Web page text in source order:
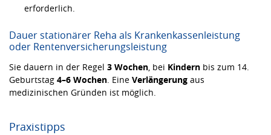
erforderlich.
Dauer stationärer Reha als Krankenkassenleistung
oder Rentenversicherungsleistung
Sie dauern in der Regel 3 Wochen, bei Kindern bis zum 14.
Geburtstag 4–6 Wochen. Eine Verlängerung aus
medizinischen Gründen ist möglich.
Praxistipps